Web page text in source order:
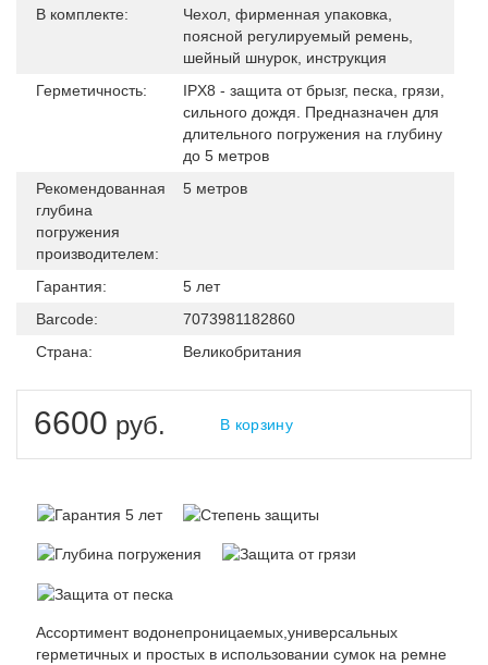
В комплекте:
Чехол, фирменная упаковка,
поясной регулируемый ремень,
шейный шнурок, инструкция
Герметичность:
IPX8 - защита от брызг, песка, грязи,
сильного дождя. Предназначен для
длительного погружения на глубину
до 5 метров
Рекомендованная
глубина
погружения
производителем:
5 метров
Гарантия:
5 лет
Barcode:
7073981182860
Страна:
Великобритания
6600 руб. В корзину
Ассортимент водонепроницаемых,универсальных
герметичных и простых в использовании сумок на ремне